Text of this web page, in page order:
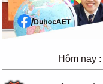
Hôm nay :